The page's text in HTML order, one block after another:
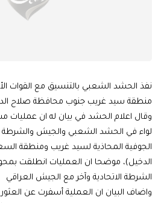
نفذ الحشد الشعبي بالتنسيق مع القوات
منطقة سيد غريب جنوب محافظة صلاح
وقال اعلام الحشد في بيان له ان عمليات
لواء في الحشد الشعبي والجيش والشرطة
الجوفية المحاذية لسيد غريب ومنطقة
الدخيل)، موضحا ان العمليات انطلقت
الشرطة الاتحادية وآخر مع الجيش العراقي
واضاف البيان ان العملية أسفرت عن